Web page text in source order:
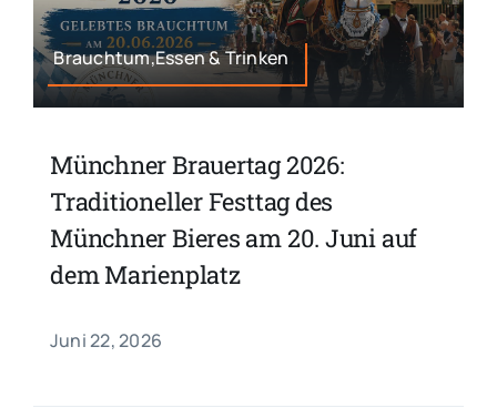
Brauchtum,Essen & Trinken
Münchner Brauertag 2026:
Traditioneller Festtag des
Münchner Bieres am 20. Juni auf
dem Marienplatz
Juni 22, 2026